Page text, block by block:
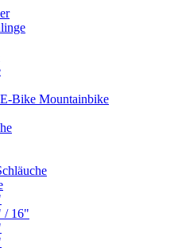
Bike Mountainbike
/ 16"